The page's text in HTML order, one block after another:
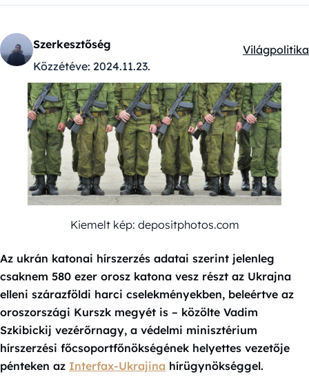
Szerkesztőség
Közzétéve: 2024.11.23.
Kategóriák:
Világpolitika
Kiemelt kép: depositphotos.com
Az ukrán katonai hírszerzés adatai szerint jelenleg
csaknem 580 ezer orosz katona vesz részt az Ukrajna
elleni szárazföldi harci cselekményekben, beleértve az
oroszországi Kurszk megyét is – közölte Vadim
Szkibickij vezérőrnagy, a védelmi minisztérium
hírszerzési főcsoportfőnökségének helyettes vezetője
pénteken az Interfax-Ukrajina hírügynökséggel.